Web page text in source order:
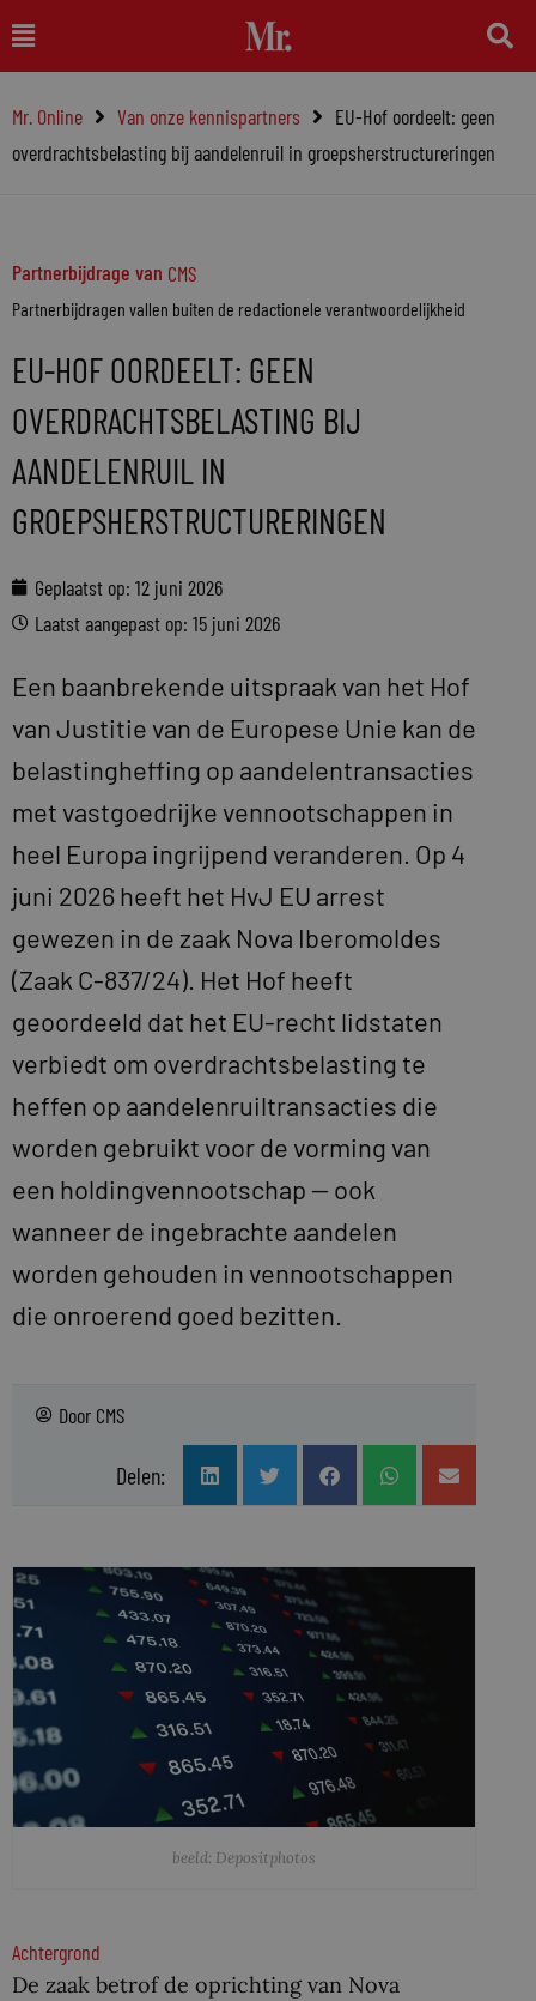
naar
inhoud
Main
Menu
Mr. Online Van onze kennispartners
EU-Hof oordeelt: geen
overdrachtsbelasting bij aandelenruil in groepsherstructureringen
Partnerbijdrage van CMS
Partnerbijdragen vallen buiten de redactionele verantwoordelijkheid
EU-HOF OORDEELT: GEEN
OVERDRACHTSBELASTING BIJ
AANDELENRUIL IN
GROEPSHERSTRUCTURERINGEN
Geplaatst op: 12 juni 2026
Laatst aangepast op: 15 juni 2026
Een baanbrekende uitspraak van het Hof
van Justitie van de Europese Unie kan de
belastingheffing op aandelentransacties
met vastgoedrijke vennootschappen in
heel Europa ingrijpend veranderen. Op 4
juni 2026 heeft het HvJ EU arrest
gewezen in de zaak Nova Iberomoldes
(Zaak C-837/24). Het Hof heeft
geoordeeld dat het EU-recht lidstaten
verbiedt om overdrachtsbelasting te
heffen op aandelenruiltransacties die
worden gebruikt voor de vorming van
een holdingvennootschap — ook
wanneer de ingebrachte aandelen
worden gehouden in vennootschappen
die onroerend goed bezitten.
Door CMS
Delen:
beeld: Depositphotos
Achtergrond
De zaak betrof de oprichting van Nova